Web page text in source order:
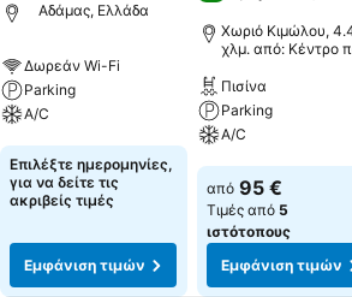
Αδάμας, Ελλάδα
Δωρεάν Wi-Fi
Parking
A/C
Εμφάνιση τιμών
Επιλέξτε ημερομηνίες,
για να δείτε τις
ακριβείς τιμές
Εμφάνιση τιμών
Χωριό Κιμώλου,
χλμ. από: Κέντρο
Πισίνα
Parking
A/C
Εμφάνιση τιμών
από 95 €
Τιμές από 5
ιστότοπους
Εμφάνιση τιμών